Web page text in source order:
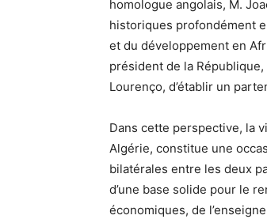
homologue angolais, M.
historiques profondément
et du développement en
président de la
Lourenço, d’établir un
Dans cette perspective, la
Algérie, constitue une
bilatérales entre les deux
d’une base solide pour le
économiques, de